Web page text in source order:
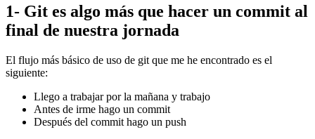
1- Git es algo más que hacer un commit al
final de nuestra jornada
El flujo más básico de uso de git que me he encontrado es el
siguiente:
Llego a trabajar por la mañana y trabajo
Antes de irme hago un commit
Después del commit hago un push